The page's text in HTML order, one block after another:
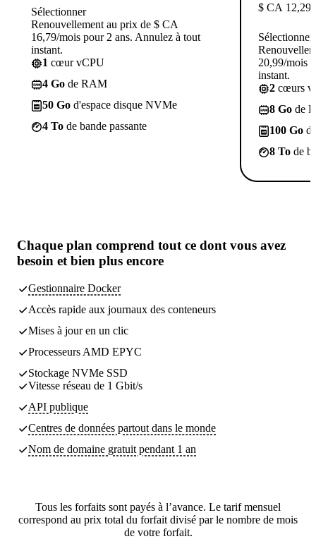
Sélectionner
Renouvellement au prix de $ CA
16,79/mois pour 2 ans. Annulez à tout
instant.
1 cœur vCPU
4 Go de RAM
50 Go d'espace disque NVMe
4 To de bande passante
$ CA 12,29
Sélectionner
20,99/mois
instant.
2 cœurs
8 Go de
100 Go
8 To de
Chaque plan comprend tout ce dont vous avez
besoin et bien plus encore
Gestionnaire Docker
Accès rapide aux journaux des conteneurs
Mises à jour en un clic
Processeurs AMD EPYC
Stockage NVMe SSD
Vitesse réseau de 1 Gbit/s
API publique
Centres de données partout dans le monde
Nom de domaine gratuit pendant 1 an
Tous les forfaits sont payés à l’avance. Le tarif mensuel
correspond au prix total du forfait divisé par le nombre de mois
de votre forfait.